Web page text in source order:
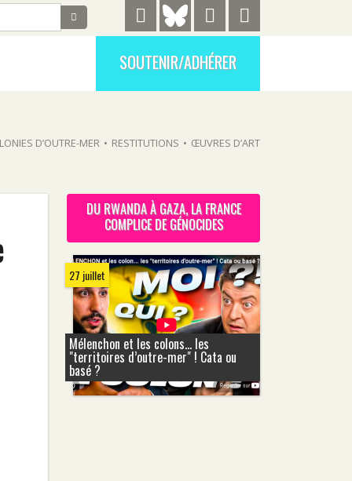
SOUTENIR/ADHÉRER
D’OUTRE-MER • RESTITUTIONS • ŒUVRES D’ART
DU RWANDA À GAZA, LA FRANCE
COMPLICE DE GÉNOCIDES
27 juillet
Mélenchon et les colons... les
"territoires d’outre-mer" ! Cata ou
basé ?